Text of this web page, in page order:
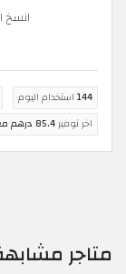
انسخ
144 استخدام اليوم
اخر توفير85.4 درهم مغربي
متاجر